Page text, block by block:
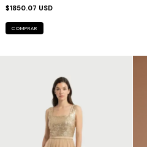
$1850.07 USD
COMPRAR